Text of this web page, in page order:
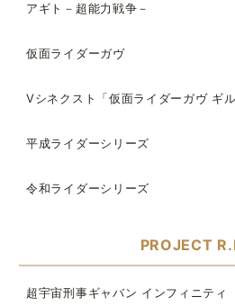
アギト－超能力戦争－
仮面ライダーガヴ
Vシネクスト「仮面ライダーガヴ ギ
平成ライダーシリーズ
令和ライダーシリーズ
PROJECT
超宇宙刑事ギャバン インフィニティ